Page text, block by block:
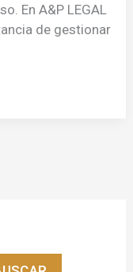
En A&P LEGAL
de gestionar